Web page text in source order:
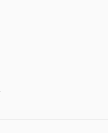
.